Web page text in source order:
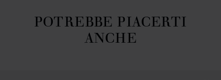
POTREBBE PIACERTI
ANCHE